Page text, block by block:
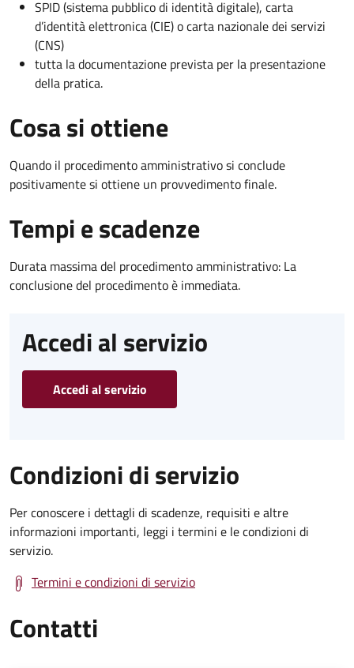
SPID (sistema pubblico di identità digitale), carta
d’identità elettronica (CIE) o carta nazionale dei servizi
(CNS)
tutta la documentazione prevista per la presentazione
della pratica.
Cosa si ottiene
Quando il procedimento amministrativo si conclude
positivamente si ottiene un provvedimento finale.
Tempi e scadenze
Durata massima del procedimento amministrativo: La
conclusione del procedimento è immediata.
Accedi al servizio
Accedi al servizio
Condizioni di servizio
Per conoscere i dettagli di scadenze, requisiti e altre
informazioni importanti, leggi i termini e le condizioni di
servizio.
Termini e condizioni di servizio
Contatti